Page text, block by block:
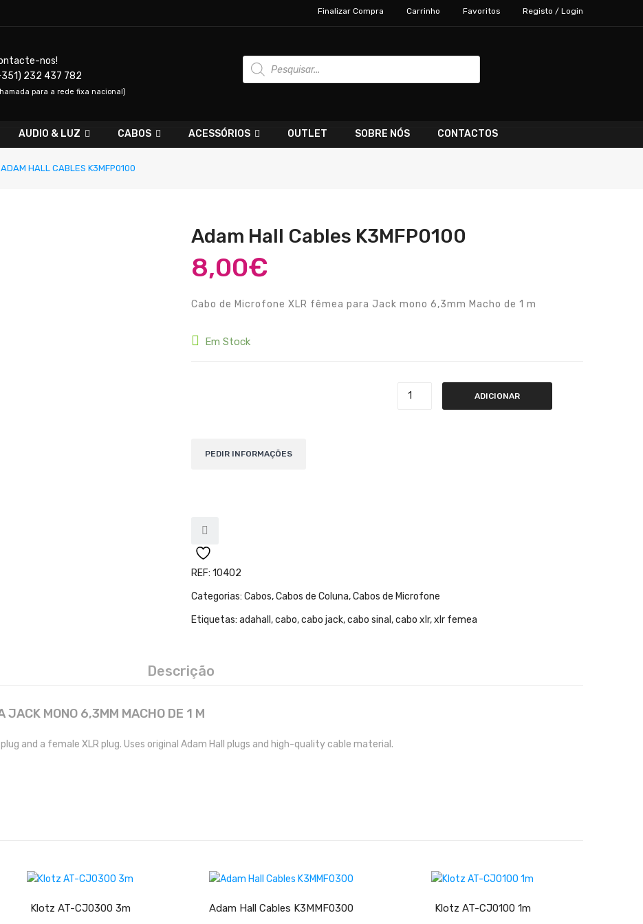
Finalizar Compra Carrinho Favoritos Registo / Login
nos!
232 437 782
para a rede fixa nacional)
Products
search
AUDIO & LUZ CABOS ACESSÓRIOS OUTLET SOBRE NÓS CONTACTOS
ADAM HALL CABLES K3MFP0100
Adam Hall Cables K3MFP0100
8,00€
Cabo de Microfone XLR fêmea para Jack mono 6,3mm Macho de 1 m
Em Stock
ADICIONAR
REF: 10402
Categorias: Cabos,Cabos de Coluna,Cabos de Microfone
Etiquetas: adahall ,cabo,cabo jack,cabo sinal ,cabo xlr,xlr femea
Descrição
JACK MONO 6,3MM MACHO DE 1 M
and a female XLR plug. Uses original Adam Hall plugs and high-quality cable material.
Klotz AT-CJ0300 3m Adam Hall Cables K3MMF0300 Klotz AT-CJ0100 1m